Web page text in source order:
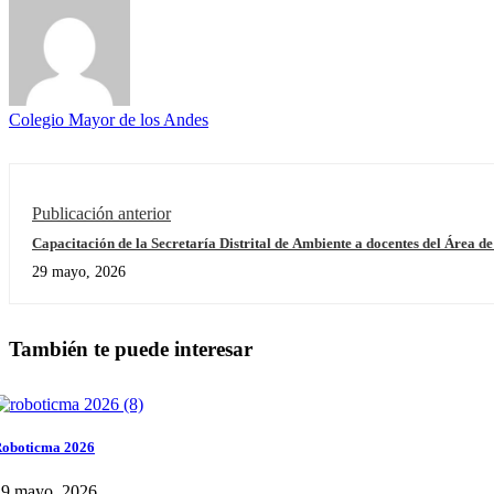
Colegio Mayor de los Andes
Publicación anterior
Capacitación de la Secretaría Distrital de Ambiente a docentes del Área
29 mayo, 2026
También te puede interesar
2026